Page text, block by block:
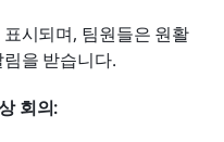
시되며, 팀원들은 원활
을 받습니다.
회의: